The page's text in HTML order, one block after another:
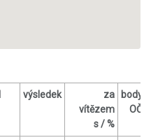
výsledek
za
vítězem
s / %
body
OČ